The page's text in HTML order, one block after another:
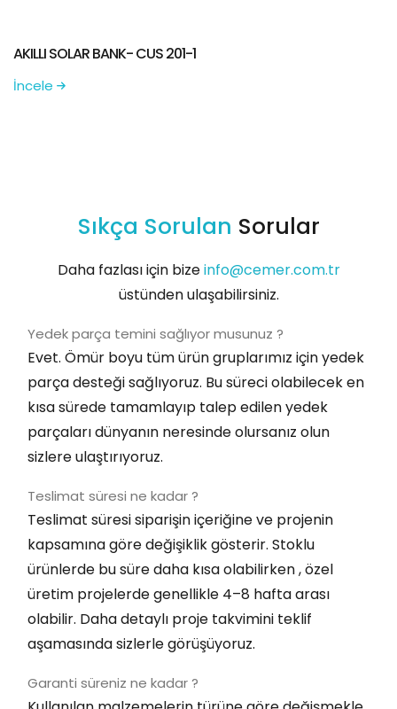
AKILLI SOLAR BANK- CUS 201-1
İncele
Sıkça Sorulan Sorular
Daha fazlası için bizeinfo@cemer.com.tr
üstünden ulaşabilirsiniz.
Yedek parça temini sağlıyor musunuz ?
Evet. Ömür boyu tüm ürün gruplarımız için yedek
parça desteği sağlıyoruz. Bu süreci olabilecek en
kısa sürede tamamlayıp talep edilen yedek
parçaları dünyanın neresinde olursanız olun
sizlere ulaştırıyoruz.
Teslimat süresi ne kadar ?
Teslimat süresi siparişin içeriğine ve projenin
kapsamına göre değişiklik gösterir. Stoklu
ürünlerde bu süre daha kısa olabilirken , özel
üretim projelerde genellikle 4–8 hafta arası
olabilir. Daha detaylı proje takvimini teklif
aşamasında sizlerle görüşüyoruz.
Garanti süreniz ne kadar ?